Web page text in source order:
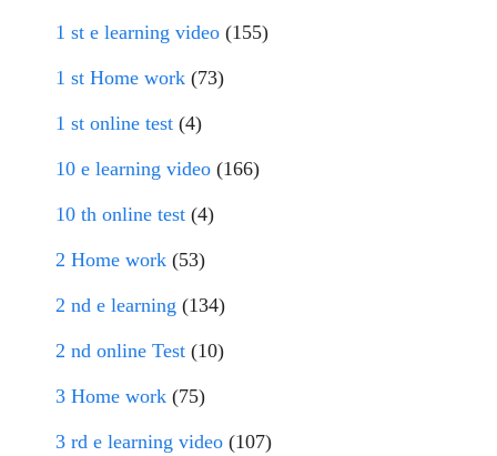
1 st e learning video (155)
1 st Home work (73)
1 st online test (4)
10 e learning video (166)
10 th online test (4)
2 Home work (53)
2 nd e learning (134)
2 nd online Test (10)
3 Home work (75)
3 rd e learning video (107)